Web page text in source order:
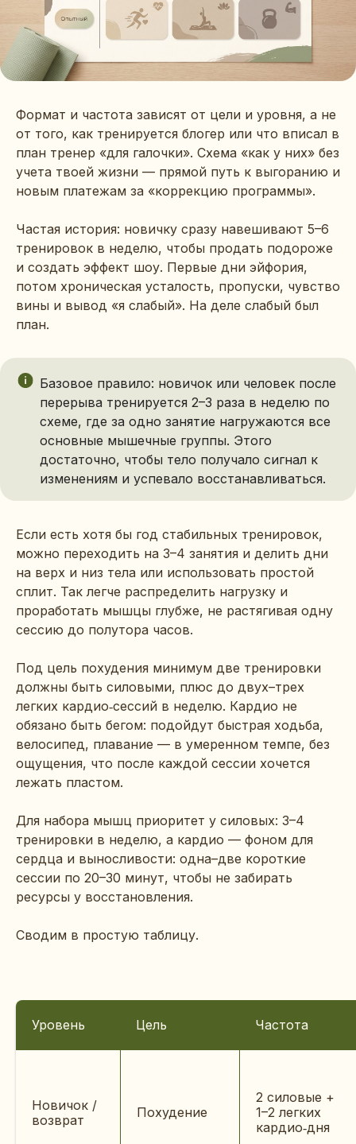
Формат и частота зависят от цели и уровня, а не
от того, как тренируется блогер или что вписал в
план тренер «для галочки». Схема «как у них» без
учета твоей жизни — прямой путь к выгоранию и
новым платежам за «коррекцию программы».
Частая история: новичку сразу навешивают 5–6
тренировок в неделю, чтобы продать подороже
и создать эффект шоу. Первые дни эйфория,
потом хроническая усталость, пропуски, чувство
вины и вывод «я слабый». На деле слабый был
план.
Базовое правило: новичок или человек после
перерыва тренируется 2–3 раза в неделю по
схеме, где за одно занятие нагружаются все
основные мышечные группы. Этого
достаточно, чтобы тело получало сигнал к
изменениям и успевало восстанавливаться.
Если есть хотя бы год стабильных тренировок,
можно переходить на 3–4 занятия и делить дни
на верх и низ тела или использовать простой
сплит. Так легче распределить нагрузку и
проработать мышцы глубже, не растягивая одну
сессию до полутора часов.
Под цель похудения минимум две тренировки
должны быть силовыми, плюс до двух–трех
легких кардио‑сессий в неделю. Кардио не
обязано быть бегом: подойдут быстрая ходьба,
велосипед, плавание — в умеренном темпе, без
ощущения, что после каждой сессии хочется
лежать пластом.
Для набора мышц приоритет у силовых: 3–4
тренировки в неделю, а кардио — фоном для
сердца и выносливости: одна–две короткие
сессии по 20–30 минут, чтобы не забирать
ресурсы у восстановления.
Сводим в простую таблицу.
Уровень Цель Частота
Новичок /
возврат
Похудение
2 силовые +
1–2 легких
кардио‑дня